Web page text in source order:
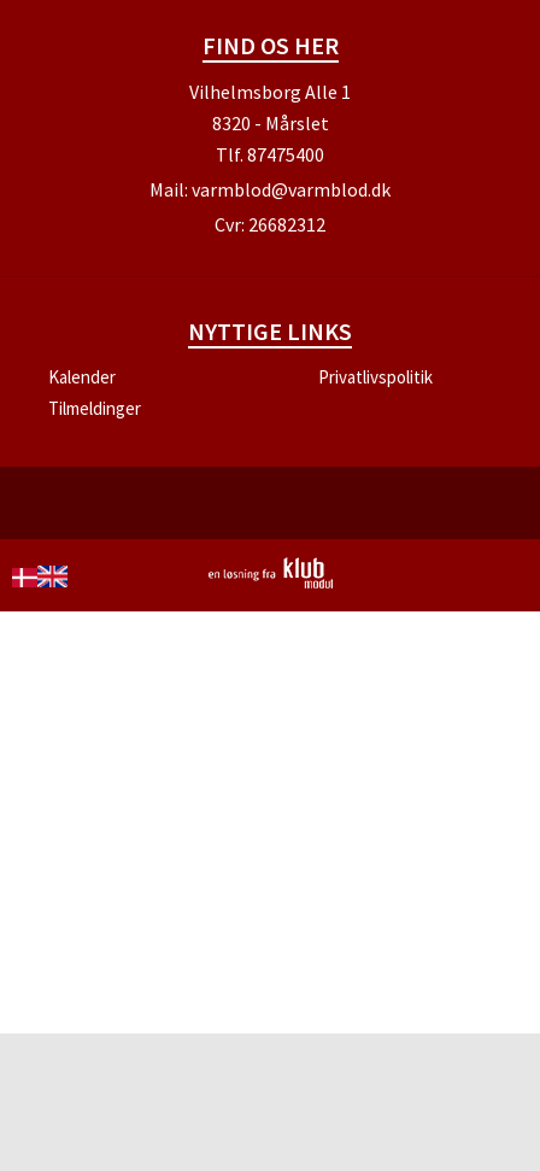
FIND OS HER
Vilhelmsborg Alle 1
8320 - Mårslet
Tlf. 87475400
Mail: varmblod@varmblod.dk
Cvr: 26682312
NYTTIGE LINKS
Kalender
Privatlivspolitik
Tilmeldinger